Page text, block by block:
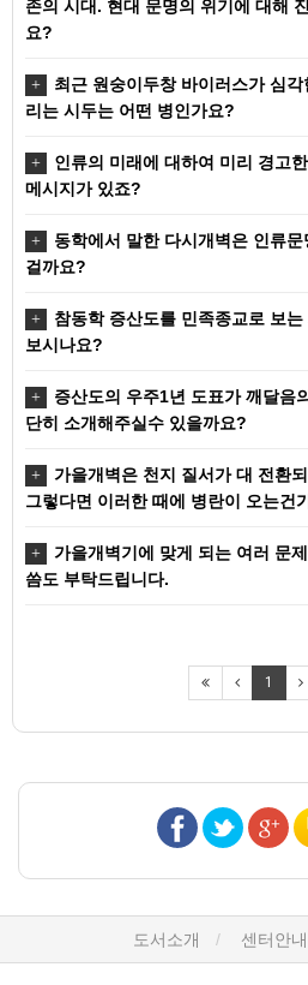
존의 시대. 현대 문명의 위기에 대해
요?
최근 원숭이두창 바이러스가 심
리는 시두는 어떤 병인가요?
인류의 미래에 대하여 미리 경고
메시지가 있죠?
동학에서 말한 다시개벽은 인류
걸까요?
참동학 증산도를 민족종교로 보
보시나요?
증산도의 우주1년 도표가 깨달음
단히 소개해주실수 있을까요?
가을개벽은 천지 질서가 대 전환
그렇다면 이러한 때에 병란이 오는건
가을개벽기에 맞게 되는 여러 문
씀도 부탁드립니다.
1
도서소개 센터안내